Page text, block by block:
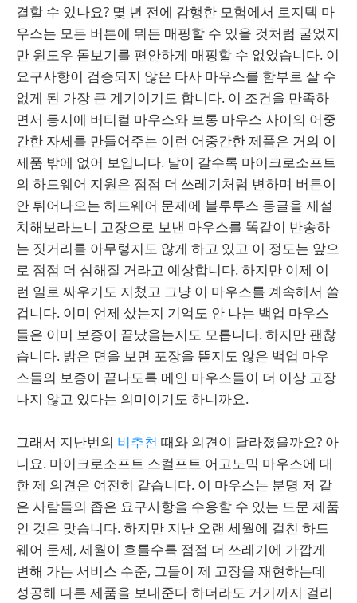
결할 수 있나요? 몇 년 전에 감행한 모험에서 로지텍 마
우스는 모든 버튼에 뭐든 매핑할 수 있을 것처럼 굴었지
만 윈도우 돋보기를 편안하게 매핑할 수 없었습니다. 이
요구사항이 검증되지 않은 타사 마우스를 함부로 살 수
없게 된 가장 큰 계기이기도 합니다. 이 조건을 만족하
면서 동시에 버티컬 마우스와 보통 마우스 사이의 어중
간한 자세를 만들어주는 이런 어중간한 제품은 거의 이
제품 밖에 없어 보입니다. 날이 갈수록 마이크로소프트
의 하드웨어 지원은 점점 더 쓰레기처럼 변하며 버튼이
안 튀어나오는 하드웨어 문제에 블루투스 동글을 재설
치해보라느니 고장으로 보낸 마우스를 똑같이 반송하
는 짓거리를 아무렇지도 않게 하고 있고 이 정도는 앞으
로 점점 더 심해질 거라고 예상합니다. 하지만 이제 이
런 일로 싸우기도 지쳤고 그냥 이 마우스를 계속해서 쓸
겁니다. 이미 언제 샀는지 기억도 안 나는 백업 마우스
들은 이미 보증이 끝났을는지도 모릅니다. 하지만 괜찮
습니다. 밝은 면을 보면 포장을 뜯지도 않은 백업 마우
스들의 보증이 끝나도록 메인 마우스들이 더 이상 고장
나지 않고 있다는 의미이기도 하니까요.
그래서 지난번의 비추천 때와 의견이 달라졌을까요? 아
니요. 마이크로소프트 스컬프트 어고노믹 마우스에 대
한 제 의견은 여전히 같습니다. 이 마우스는 분명 저 같
은 사람들의 좁은 요구사항을 수용할 수 있는 드문 제품
인 것은 맞습니다. 하지만 지난 오랜 세월에 걸친 하드
웨어 문제, 세월이 흐를수록 점점 더 쓰레기에 가깝게
변해 가는 서비스 수준, 그들이 제 고장을 재현하는데
성공해 다른 제품을 보내준다 하더라도 거기까지 걸리